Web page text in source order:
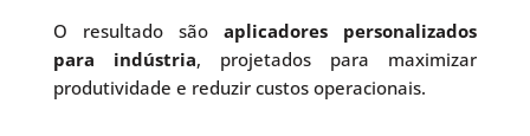
O resultado sãoaplicadores personalizados
para indústria, projetados para maximizar
produtividade e reduzir custos operacionais.